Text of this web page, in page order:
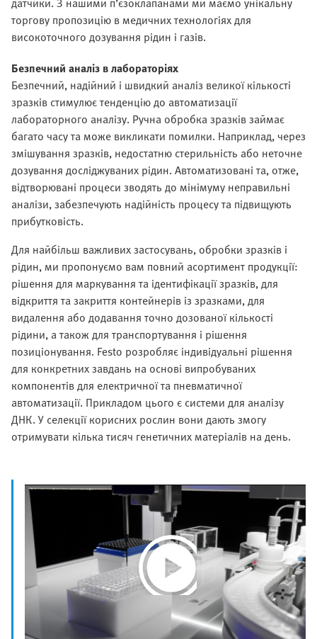
торгову пропозицію в медичних технологіях для
високоточного дозування рідин і газів.
Безпечний аналіз в лабораторіях
Безпечний, надійний і швидкий аналіз великої кількості
зразків стимулює тенденцію до автоматизації
лабораторного аналізу. Ручна обробка зразків займає
багато часу та може викликати помилки. Наприклад, через
змішування зразків, недостатню стерильність або неточне
дозування досліджуваних рідин. Автоматизовані та, отже,
відтворювані процеси зводять до мінімуму неправильні
аналізи, забезпечують надійність процесу та підвищують
прибутковість.
Для найбільш важливих застосувань, обробки зразків і
рідин, ми пропонуємо вам повний асортимент продукції:
рішення для маркування та ідентифікації зразків, для
відкриття та закриття контейнерів із зразками, для
видалення або додавання точно дозованої кількості
рідини, а також для транспортування і рішення
позиціонування. Festo розробляє індивідуальні рішення
для конкретних завдань на основі випробуваних
компонентів для електричної та пневматичної
автоматизації. Прикладом цього є системи для аналізу
ДНК. У селекції корисних рослин вони дають змогу
отримувати кілька тисяч генетичних матеріалів на день.
Play
Video